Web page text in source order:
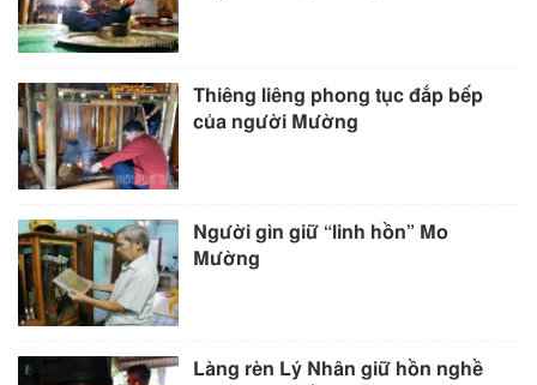
Thiêng liêng phong tục đắp bếp
của người Mường
Người gìn giữ “linh hồn” Mo
Mường
Làng rèn Lý Nhân giữ hồn nghề